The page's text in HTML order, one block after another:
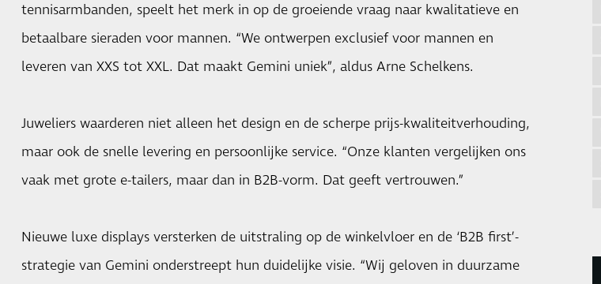
tennisarmbanden, speelt het merk in op de groeiende vraag naar kwalitatieve en
betaalbare sieraden voor mannen. “We ontwerpen exclusief voor mannen en
leveren van XXS tot XXL. Dat maakt Gemini uniek”, aldus Arne Schelkens.
Juweliers waarderen niet alleen het design en de scherpe prijs-kwaliteitverhouding,
maar ook de snelle levering en persoonlijke service. “Onze klanten vergelijken ons
vaak met grote e-tailers, maar dan in B2B-vorm. Dat geeft vertrouwen.”
Nieuwe luxe displays versterken de uitstraling op de winkelvloer en de ‘B2B first’-
strategie van Gemini onderstreept hun duidelijke visie. “Wij geloven in duurzame